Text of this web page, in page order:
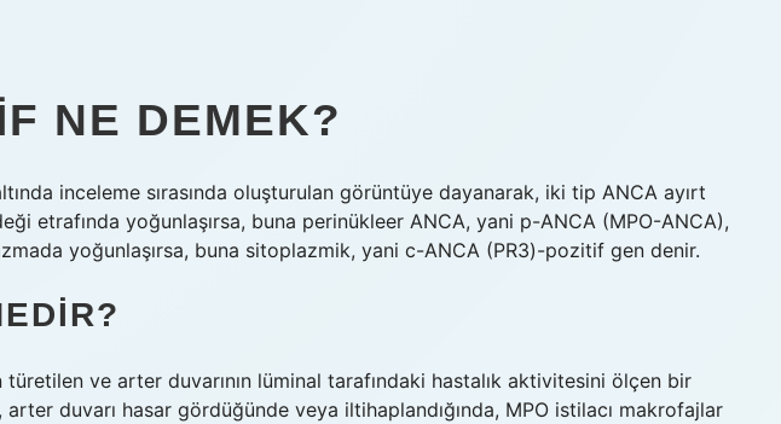
NE DEMEK?
inceleme sırasında oluşturulan görüntüye dayanarak, iki tip ANCA ayırt
etrafında yoğunlaşırsa, buna perinükleer ANCA, yani p-ANCA (MPO-ANCA),
yoğunlaşırsa, buna sitoplazmik, yani c-ANCA (PR3)-pozitif gen denir.
ve arter duvarının lüminal tarafındaki hastalık aktivitesini ölçen bir
arter duvarı hasar gördüğünde veya iltihaplandığında, MPO istilacı makrofajlar